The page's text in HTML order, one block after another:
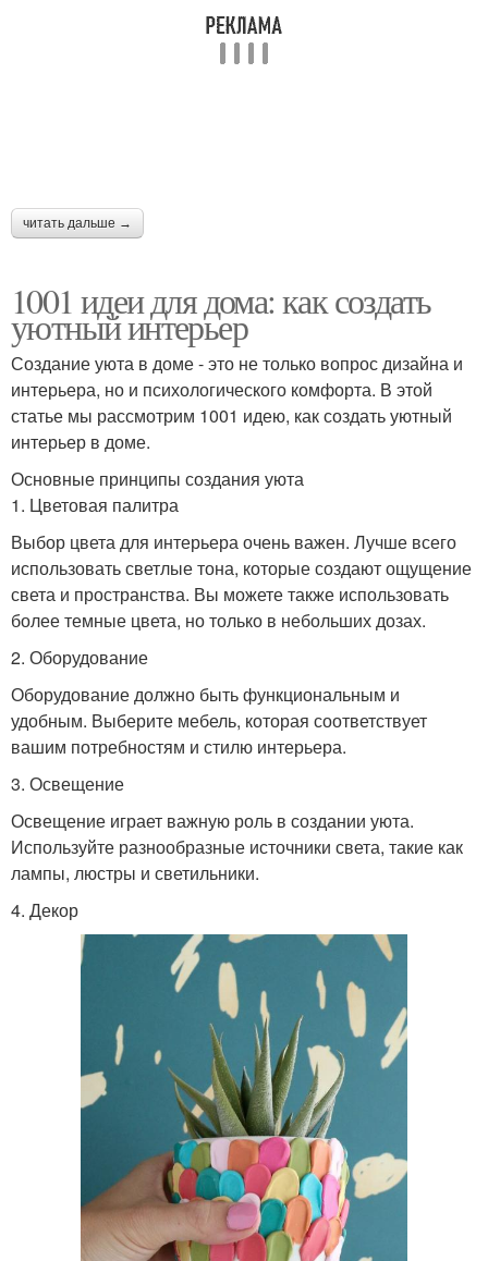
читать дальше →
1001 идеи для дома: как создать
уютный интерьер
Создание уюта в доме - это не только вопрос дизайна и
интерьера, но и психологического комфорта. В этой
статье мы рассмотрим 1001 идею, как создать уютный
интерьер в доме.
Основные принципы создания уюта
1. Цветовая палитра
Выбор цвета для интерьера очень важен. Лучше всего
использовать светлые тона, которые создают ощущение
света и пространства. Вы можете также использовать
более темные цвета, но только в небольших дозах.
2. Оборудование
Оборудование должно быть функциональным и
удобным. Выберите мебель, которая соответствует
вашим потребностям и стилю интерьера.
3. Освещение
Освещение играет важную роль в создании уюта.
Используйте разнообразные источники света, такие как
лампы, люстры и светильники.
4. Декор